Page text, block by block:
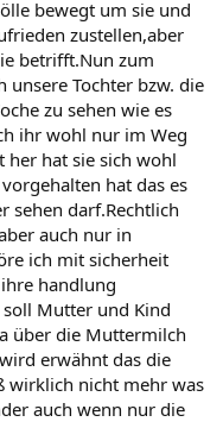
bewegt um sie und
zustellen,aber
betrifft.Nun zum
unsere Tochter bzw. die
zu sehen wie es
ihr wohl nur im Weg
her hat sie sich wohl
hat das es
sehen darf.Rechtlich
auch nur in
ich mit sicherheit
handlung
Mutter und Kind
über die Muttermilch
erwähnt das die
wirklich nicht mehr was
auch wenn nur die